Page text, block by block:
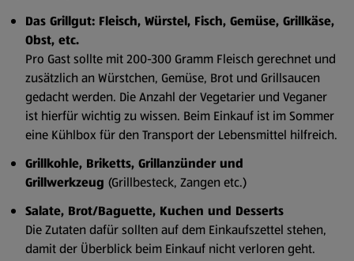
Das Grillgut: Fleisch, Würstel, Fisch, Gemüse, Grillkäse,
Obst, etc.
Pro Gast sollte mit 200-300 Gramm Fleisch gerechnet und
zusätzlich an Würstchen, Gemüse, Brot und Grillsaucen
gedacht werden. Die Anzahl der Vegetarier und Veganer
ist hierfür wichtig zu wissen. Beim Einkauf ist im Sommer
eine Kühlbox für den Transport der Lebensmittel hilfreich.
Grillkohle, Briketts, Grillanzünder und
Grillwerkzeug (Grillbesteck, Zangen etc.)
Salate, Brot/Baguette, Kuchen und Desserts
Die Zutaten dafür sollten auf dem Einkaufszettel stehen,
damit der Überblick beim Einkauf nicht verloren geht.